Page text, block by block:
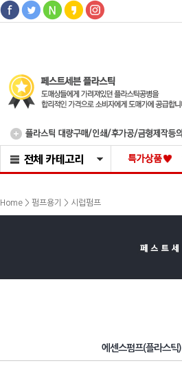
Home > 펌프용기 > 시럽펌프
에센스펌프(플라스틱)